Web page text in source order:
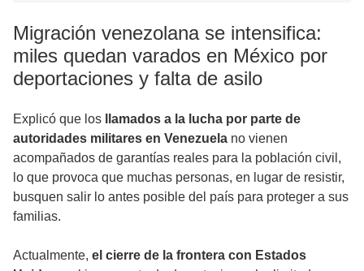
Migración venezolana se intensifica:
miles quedan varados en México por
deportaciones y falta de asilo
Explicó que los
llamados a la lucha por parte de
autoridades militares en Venezuela no vienen
acompañados de garantías reales para la población civil,
lo que provoca que muchas personas, en lugar de resistir,
busquen salir lo antes posible del país para proteger a sus
familias.
Actualmente, el cierre de la frontera con Estados